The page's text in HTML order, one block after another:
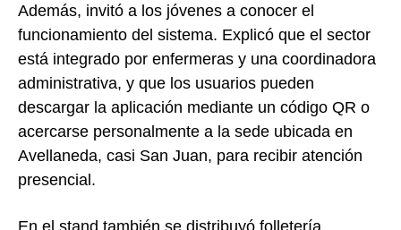
Además, invitó a los jóvenes a conocer el
funcionamiento del sistema. Explicó que el sector
está integrado por enfermeras y una coordinadora
administrativa, y que los usuarios pueden
descargar la aplicación mediante un código QR o
acercarse personalmente a la sede ubicada en
Avellaneda, casi San Juan, para recibir atención
presencial.
En el stand también se distribuyó folletería